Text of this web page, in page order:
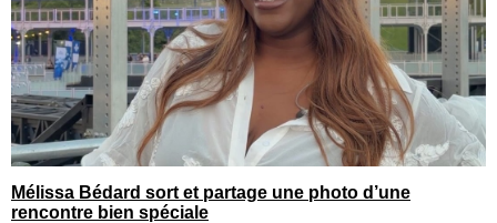
Mélissa Bédard sort et partage une photo d’une
rencontre bien spéciale